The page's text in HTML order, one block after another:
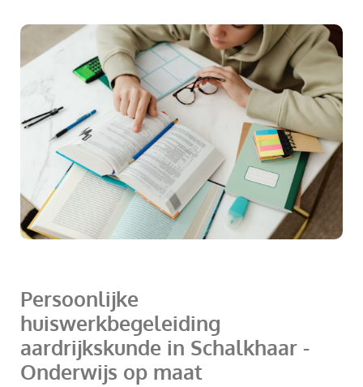
Persoonlijke
huiswerkbegeleiding
aardrijkskunde in Schalkhaar -
Onderwijs op maat